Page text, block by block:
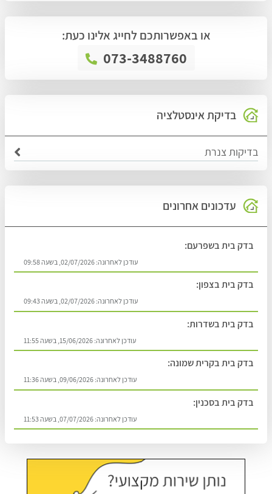
או באפשרותכם לחייג אלינו כעת:
073-3488760
בדיקת אינסטלציה
בדיקות צנרת
עדכונים אחרונים
בדק בית בשפרעם:
עודכן לאחרונה: 02/07/2026, בשעה 09:58
בדק בית בצפון:
עודכן לאחרונה: 02/07/2026, בשעה 09:43
בדק בית בשדרות:
עודכן לאחרונה: 15/06/2026, בשעה 11:55
בדק בית בקרית שמונה:
עודכן לאחרונה: 09/06/2026, בשעה 11:36
בדק בית בסכנין:
עודכן לאחרונה: 07/07/2026, בשעה 11:53